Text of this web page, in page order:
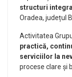
structuri
Oradea, județul
Activitatea
practică,
serviciilor la
procese clare și